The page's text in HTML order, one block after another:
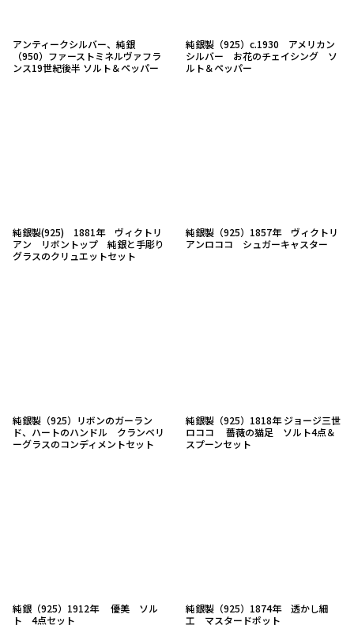
アンティークシルバー、純銀
（950）ファーストミネルヴァフラ
ンス19世紀後半 ソルト＆ペッパー
純銀製（925）c.1930 アメリカン
シルバー お花のチェイシング ソ
ルト＆ペッパー
純銀製(925) 1881年 ヴィクトリ
アン リボントップ 純銀と手彫り
グラスのクリュエットセット
純銀製（925）1857年 ヴィクトリ
アンロココ シュガーキャスター
純銀製（925）リボンのガーラン
ド、ハートのハンドル クランベリ
ーグラスのコンディメントセット
純銀製（925）1818年 ジョージ三世
ロココ 薔薇の猫足 ソルト4点＆
スプーンセット
純銀（925）1912年 優美 ソル
ト 4点セット
純銀製（925）1874年 透かし細
工 マスタードポット